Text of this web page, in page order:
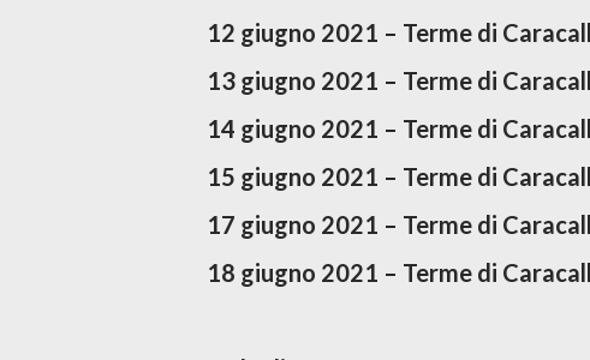
12 giugno 2021 – Terme di
13 giugno 2021 – Terme di
14 giugno 2021 – Terme di
15 giugno 2021 – Terme di
17 giugno 2021 – Terme di
18 giugno 2021 – Terme di